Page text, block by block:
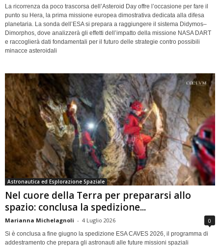
La ricorrenza da poco trascorsa dell’Asteroid Day offre l’occasione per fare il
punto su Hera, la prima missione europea dimostrativa dedicata alla difesa
planetaria. La sonda dell’ESA si prepara a raggiungere il sistema Didymos–
Dimorphos, dove analizzerà gli effetti dell’impatto della missione NASA DART
e raccoglierà dati fondamentali per il futuro delle strategie contro possibili
minacce asteroidali
Astronautica ed Esplorazione Spaziale
Nel cuore della Terra per prepararsi allo
spazio: conclusa la spedizione...
Marianna Michelagnoli - 4 Luglio 2026 0
Si è conclusa a fine giugno la spedizione ESA CAVES 2026, il programma di
addestramento che prepara gli astronauti alle future missioni spaziali